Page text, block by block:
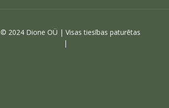
© 2024 Dione OÜ | Visas tiesības paturētas
|